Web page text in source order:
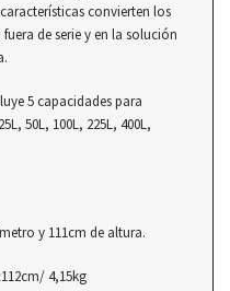
convierten los
de serie y en la solución
5 capacidades para
50L, 100L, 225L, 400L,
y 111cm de altura.
4,15kg